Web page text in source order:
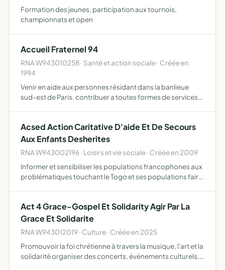
Formation des jeunes, participation aux tournois,
championnats et open
Accueil Fraternel 94
RNA W943010258 · Santé et action sociale · Créée en
1994
Venir en aide aux personnes résidant dans la banlieue
sud-est de Paris. contribuer a toutes formes de services
Acsed Action Caritative D'aide Et De Secours
Aux Enfants Desherites
RNA W943002196 · Loisirs et vie sociale · Créée en 2009
Informer et sensibiliser les populations francophones aux
problématiques touchant le Togo et ses populations faire
Act 4 Grace-Gospel Et Solidarity Agir Par La
Grace Et Solidarite
RNA W943012019 · Culture · Créée en 2025
Promouvoir la foi chrétienne à travers la musique, l'art et la
solidarité organiser des concerts, évènements culturels,